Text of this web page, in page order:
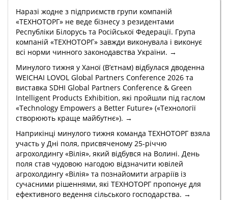
Наразі жодне з підприємств групи компаній
«ТЕХНОТОРГ» не веде бізнесу з резидентами
Республіки Білорусь та Російської Федерації. Група
компаній «ТЕХНОТОРГ» завжди виконувала і виконує
всі норми чинного законодавства України. →
Минулого тижня у Ханої (В’єтнам) відбулася дводенна
WEICHAI LOVOL Global Partners Conference 2026 та
виставка SDHI Global Partners Conference & Green
Intelligent Products Exhibition, які пройшли під гаслом
«Technology Empowers a Better Future» («Технології
створюють краще майбутнє»). →
Наприкінці минулого тижня команда ТЕХНОТОРГ взяла
участь у Дні поля, присвяченому 25-річчю
агрохолдингу «Вілія», який відбувся на Волині. День
поля став чудовою нагодою відзначити ювілей
агрохолдингу «Вілія» та познайомити аграріїв із
сучасними рішеннями, які ТЕХНОТОРГ пропонує для
ефективного ведення сільського господарства. →